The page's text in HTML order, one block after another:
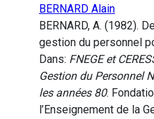
BERNARD Alain
BERNARD, A. (1982).
gestion du personnel
Dans: FNEGE et
Gestion du Personnel
les années 80.
l’Enseignement de la